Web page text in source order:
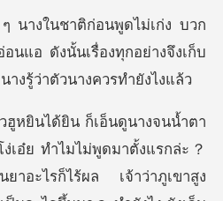
นแอ ดังนั้นเรื่องทุกอย่างจึงเก็
ง่เอ๋ย ทำไมไม่พูดมาตั้งแรกล่ะ？
าอะไรก็ไร้ผล เจ้าว่